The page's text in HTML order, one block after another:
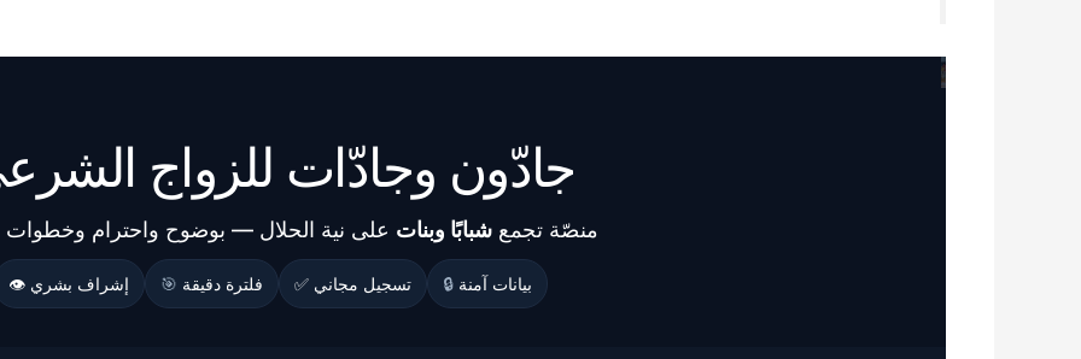
جادّون وجادّات للزواج
منصّة تجمعشبابًا وبنات على نية الحلال — بوضوح واحترام وخطوات
بيانات آمنة 🔒 تسجيل مجاني ✅ فلترة دقيقة 🎯 إشراف بشري 👁️